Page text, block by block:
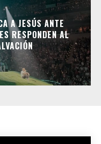
A JESÚS ANTE
RESPONDEN AL